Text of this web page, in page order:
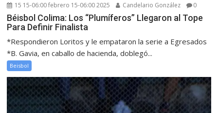
15 15-06:00 febrero 15-06:00 2025 Candelario González 0
Béisbol Colima: Los “Plumíferos” Llegaron al Tope
Para Definir Finalista
*Respondieron Loritos y le empataron la serie a Egresados
*B. Gavia, en caballo de hacienda, doblegó...
Beisbol